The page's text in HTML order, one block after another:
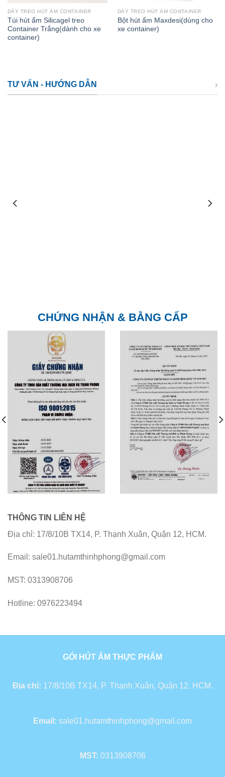
DÂY TREO HÚT ẨM CONTAINER
Túi hút ẩm Silicagel treo
Container Trắng(dành cho xe
container)
DÂY TREO HÚT ẨM CONTAINER
Bột hút ẩm Maxdesi(dùng cho
xe container)
TƯ VẤN - HƯỚNG DẪN
CHỨNG NHẬN & BẰNG CẤP
THÔNG TIN LIÊN HỆ
Địa chỉ: 17/8/10B TX14, P. Thạnh Xuân, Quận 12, HCM.
Email: sale01.hutamthinhphong@gmail.com
MST: 0313908706
Hotline: 0976223494
GÓI HÚT ẨM THỰC PHẨM
Địa chỉ: 17/8/10B TX14, P. Thạnh Xuân, Quận 12, HCM.
Email: sale01.hutamthinhphong@gmail.com
MST: 0313908706